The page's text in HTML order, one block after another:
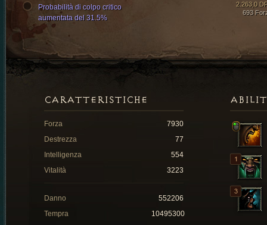
2.263,0
693
Probabilità di colpo critico
aumentata del 31.5%
CARATTERISTICHE
Forza
7930
Destrezza
77
Intelligenza
554
Vitalità
3223
Danno
552206
Tempra
10495300